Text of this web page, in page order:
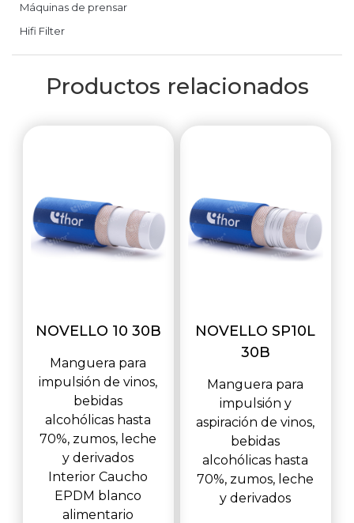
Máquinas de prensar
Hifi Filter
Productos relacionados
NOVELLO 10 30B
Manguera para
impulsión de vinos,
bebidas
alcohólicas hasta
70%, zumos, leche
y derivados
Interior Caucho
EPDM blanco
alimentario
NOVELLO SP10L
30B
Manguera para
impulsión y
aspiración de vinos,
bebidas
alcohólicas hasta
70%, zumos, leche
y derivados